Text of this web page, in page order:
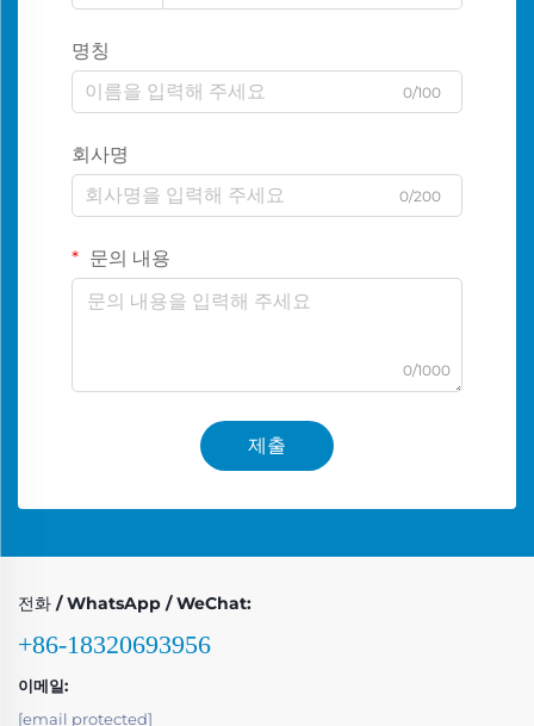
명칭
0/100
회사명
0/200
문의 내용
0/1000
제출
전화 / WhatsApp / WeChat:
+86-18320693956
이메일:
[email protected]